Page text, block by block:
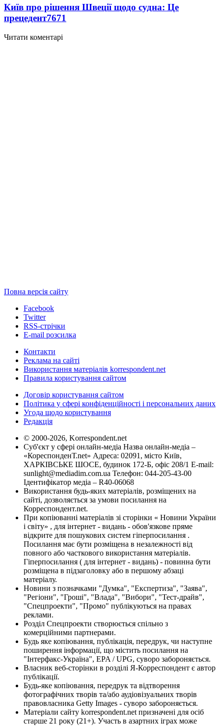
Київ про рішення Швеції щодо судна: Це
прецедент7671
Читати коментарі
Повна версія сайту
Facebook
Twitter
RSS-стрічки
E-mail розсилка
Контакти
Реклама на сайті
Використання матеріалів korrespondent.net
Правила користування сайтом
Договір користування сайтом
Політика у сфері конфіденційності і персональних даних
Угода щодо користування
Редакція
© 2000-2026, Korrespondent.net
Суб'єкт у сфері онлайн-медіа Назва онлайн-медіа –
«КореспонденТ.net» Адреса: 02091, місто Київ,
ХАРКІВСЬКЕ ШОСЕ, будинок 172-Б, офіс 208/1 E-mail:
sunlight@mediadim.com.ua Телефон: 044-205-43-00
Ідентифікатор медіа – R40-06068
Використання будь-яких матеріалів, розміщених на
сайті, дозволяється за умови посилання на
Корреспондент.net.
При копіюванні матеріалів зі сторінки « Новини України
і світу» , для інтернет - видань - обов'язкове пряме
відкрите для пошукових систем гіперпосилання .
Посилання має бути розміщена в незалежності від
повного або часткового використання матеріалів.
Гіперпосилання ( для інтернет - видань) - повинна бути
розміщена в підзаголовку або в першому абзаці
матеріалу.
Новини з позначками "Думка", "Експертиза", "Заява",
"Регіони", "Гроші", "Влада", "Вибори", "Тест-драйв",
"Спецпроекти", "Промо" публікуються на правах
реклами.
Розділ Спецпроекти створюється спільно з
комерційними партнерами.
Будь яке копіювання, публікація, передрук, чи наступне
поширення інформації, що містить посилання на
"Інтерфакс-Україна", EPA / UPG, суворо забороняється.
Власник веб-сторінки в розділі Я-Корреспондент є автор
публікації.
Будь-яке копіювання, передрук та відтворення
фотографічних творів та/або аудіовізуальних творів
правовласника Getty Images - суворо забороняється.
Матеріали сайту korrespondent.net призначені для осіб
старше 21 року (21+). Участь в азартних іграх може